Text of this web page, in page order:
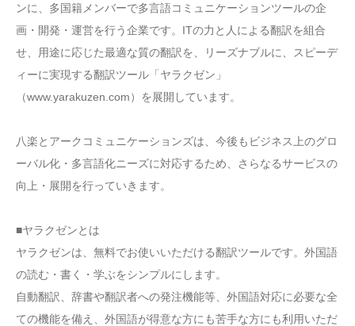
ンに、多国籍メンバーで多言語コミュニケーションツールの企
画・開発・運営を行う企業です。ITの力と人による翻訳を組合
せ、用途に応じた最適な質の翻訳を、リーズナブルに、スピーデ
ィーに実現する翻訳ツール「ヤラクゼン」
（www.yarakuzen.com）を展開しています。
八楽とアークコミュニケーションズは、今後もビジネス上のグロ
ーバル化・多言語化ニーズに対応するため、さらなるサービスの
向上・展開を行っていきます。
■ヤラクゼンとは
ヤラクゼンは、無料でお使いいただける翻訳ツールです。外国語
の読む・書く・学ぶをシンプルにします。
自動翻訳、辞書や翻訳者への発注機能等、外国語対応に必要な全
ての機能を備え、外国語が得意な方にも苦手な方にも利用いただ